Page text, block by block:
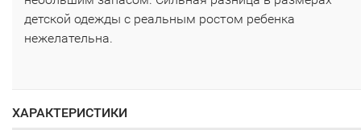
детской одежды с реальным ростом ребенка
нежелательна.
ХАРАКТЕРИСТИКИ